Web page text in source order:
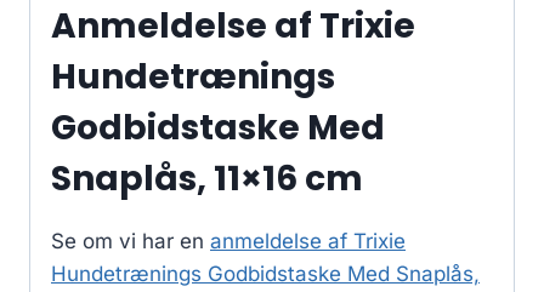
Anmeldelse af Trixie
Hundetrænings
Godbidstaske Med
Snaplås, 11×16 cm
Se om vi har en anmeldelse af Trixie
Hundetrænings Godbidstaske Med Snaplås,